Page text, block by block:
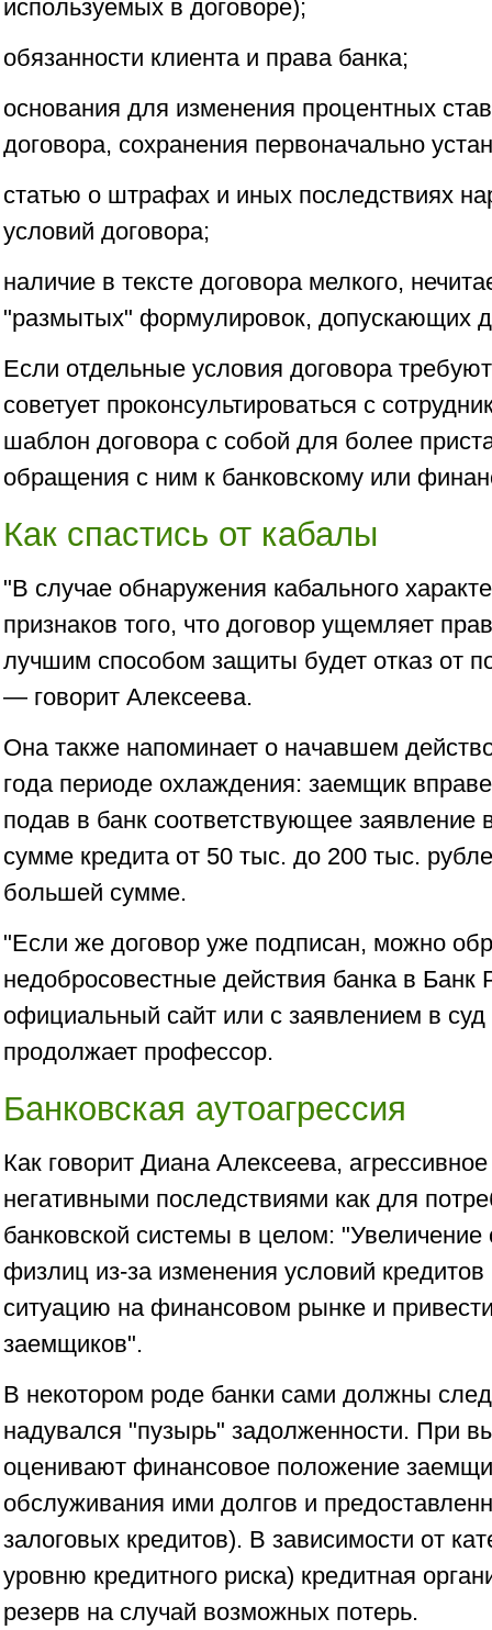
используемых в договоре);
обязанности клиента и права банка;
основания для изменения процентных
договора, сохранения первоначально
статью о штрафах и иных последствиях
условий договора;
наличие в тексте договора мелкого,
"размытых" формулировок, допускающих
Если отдельные условия договора
советует проконсультироваться с
шаблон договора с собой для более
обращения с ним к банковскому или
Как спастись от кабалы
"В случае обнаружения кабального
признаков того, что договор ущемляет
лучшим способом защиты будет отказ от
— говорит Алексеева.
Она также напоминает о начавшем
года периоде охлаждения: заемщик вправе
подав в банк соответствующее заявление
сумме кредита от 50 тыс. до 200 тыс.
большей сумме.
"Если же договор уже подписан, можно
недобросовестные действия банка в Банк
официальный сайт или с заявлением в
продолжает профессор.
Банковская аутоагрессия
Как говорит Диана Алексеева,
негативными последствиями как для
банковской системы в целом:
физлиц из-за изменения условий
ситуацию на финансовом рынке и привести
заемщиков".
В некотором роде банки сами должны
надувался "пузырь" задолженности. При
оценивают финансовое положение
обслуживания ими долгов и
залоговых кредитов). В зависимости от
уровню кредитного риска) кредитная
резерв на случай возможных потерь.